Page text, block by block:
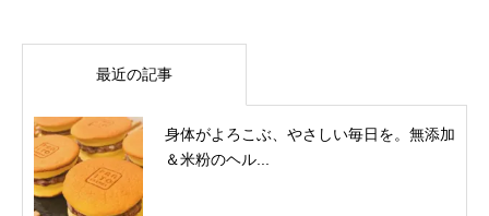
最近の記事
身体がよろこぶ、やさしい毎日を。無添加
＆米粉のヘル...